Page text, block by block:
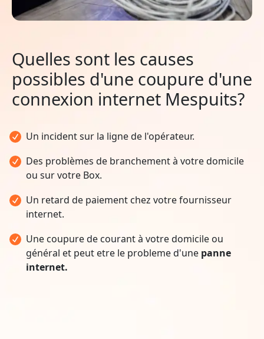
Quelles sont les causes
possibles d'une coupure d'une
connexion internet Mespuits?
Un incident sur la ligne de l'opérateur.
Des problèmes de branchement à votre domicile
ou sur votre Box.
Un retard de paiement chez votre fournisseur
internet.
Une coupure de courant à votre domicile ou
général et peut etre le probleme d'une panne
internet.